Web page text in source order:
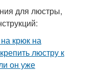
для люстры,